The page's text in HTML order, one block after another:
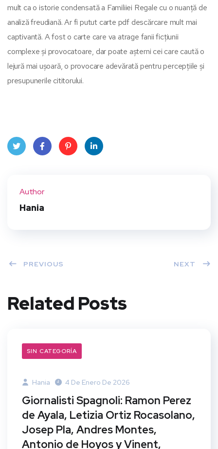
mult ca o istorie condensată a Familiiei Regale cu o nuanță de
analiză freudiană. Ar fi putut carte pdf descărcare mult mai
captivantă. A fost o carte care va atrage fanii ficțiunii
complexe și provocatoare, dar poate așterni cei care caută o
lejură mai ușoară, o provocare adevărată pentru percepțiile și
presupunerile cititorului.
Author
Hania
PREVIOUS NEXT
Related Posts
SIN CATEGORÍA
Hania 4 De Enero De 2026
Giornalisti Spagnoli: Ramon Perez
de Ayala, Letizia Ortiz Rocasolano,
Josep Pla, Andres Montes,
Antonio de Hoyos y Vinent,